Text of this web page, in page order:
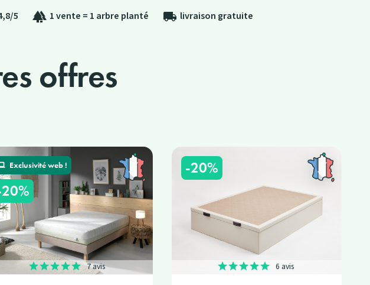
5 forest 1 vente = 1 arbre planté local_shipping livraison gratuite
offres
7 avis
Exclusivité web !
6 avis
-20%